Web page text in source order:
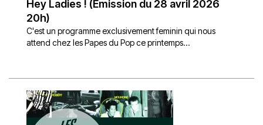
Hey Ladies ! (Emission du 28 avril 2026
20h)
C'est un programme exclusivement feminin qui nous
attend chez les Papes du Pop ce printemps...